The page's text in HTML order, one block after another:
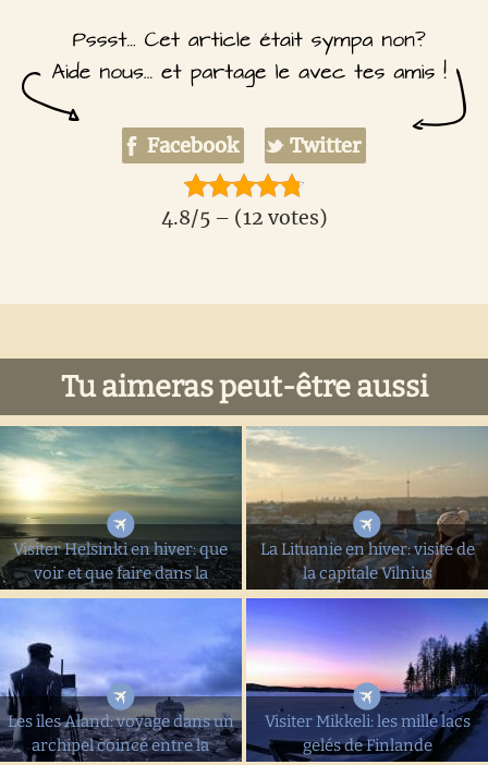
Facebook Twitter
4.8/5 – (12 votes)
Tu aimeras peut-être aussi
Visiter Helsinki en hiver: que
voir et que faire dans la
capitale...
La Lituanie en hiver: visite de
la capitale Vilnius
Les îles Aland: voyage dans un
archipel coincé entre la
Visiter Mikkeli: les mille lacs
gelés de Finlande